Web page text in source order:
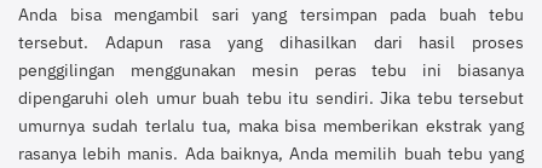
Anda bisa mengambil sari yang tersimpan pada buah tebu
tersebut. Adapun rasa yang dihasilkan dari hasil proses
penggilingan menggunakan mesin peras tebu ini biasanya
dipengaruhi oleh umur buah tebu itu sendiri. Jika tebu tersebut
umurnya sudah terlalu tua, maka bisa memberikan ekstrak yang
rasanya lebih manis. Ada baiknya, Anda memilih buah tebu yang